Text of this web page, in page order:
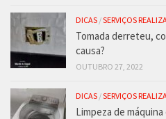
DICAS /SERVIÇOS
Tomada derreteu,
causa?
OUTUBRO 27, 2022
DICAS /SERVIÇOS
Limpeza de